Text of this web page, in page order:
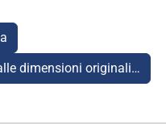
dimensioni originali…